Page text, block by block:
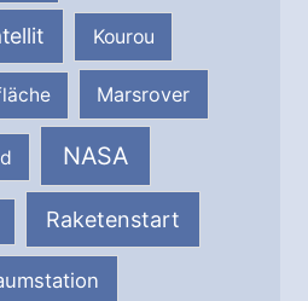
Kourou
Marsrover
NASA
Raketenstart